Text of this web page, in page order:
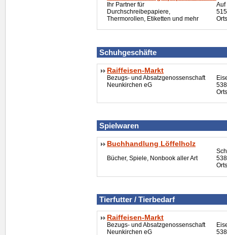
Ihr Partner für
Durchschreibepapiere,
Thermorollen, Etiketten und mehr
Auf
Schuhgeschäfte
Raiffeisen-Markt
Bezugs- und Absatzgenossenschaft
Neunkirchen eG
Spielwaren
Buchhandlung Löffelholz
Bücher, Spiele, Nonbook aller Art
Tierfutter / Tierbedarf
Raiffeisen-Markt
Bezugs- und Absatzgenossenschaft
Neunkirchen eG